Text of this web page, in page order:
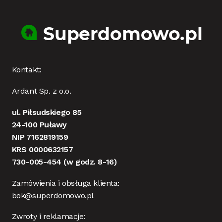
Kontakt:
Ardant Sp. z o.o.
ul. Piłsudskiego 85
24-100 Puławy
NIP 7162819159
KRS 0000632157
730-005-454 (w godz. 8-16)
Zamówienia i obsługa klienta:
bok@superdomowo.pl
Zwroty i reklamacje: